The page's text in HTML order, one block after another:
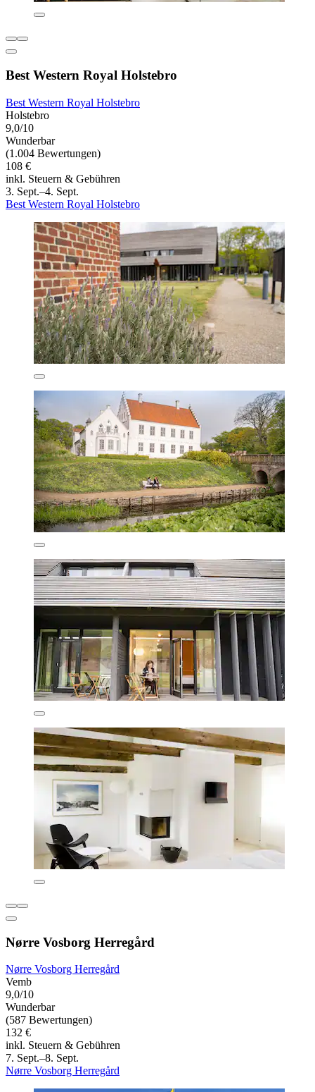
Best Western Royal Holstebro
Best Western Royal Holstebro
Holstebro
9,0/10
Wunderbar
(1.004 Bewertungen)
108 €
inkl. Steuern & Gebühren
3. Sept.–4. Sept.
Best Western Royal Holstebro
Nørre Vosborg Herregård
Nørre Vosborg Herregård
Vemb
9,0/10
Wunderbar
(587 Bewertungen)
132 €
inkl. Steuern & Gebühren
7. Sept.–8. Sept.
Nørre Vosborg Herregård